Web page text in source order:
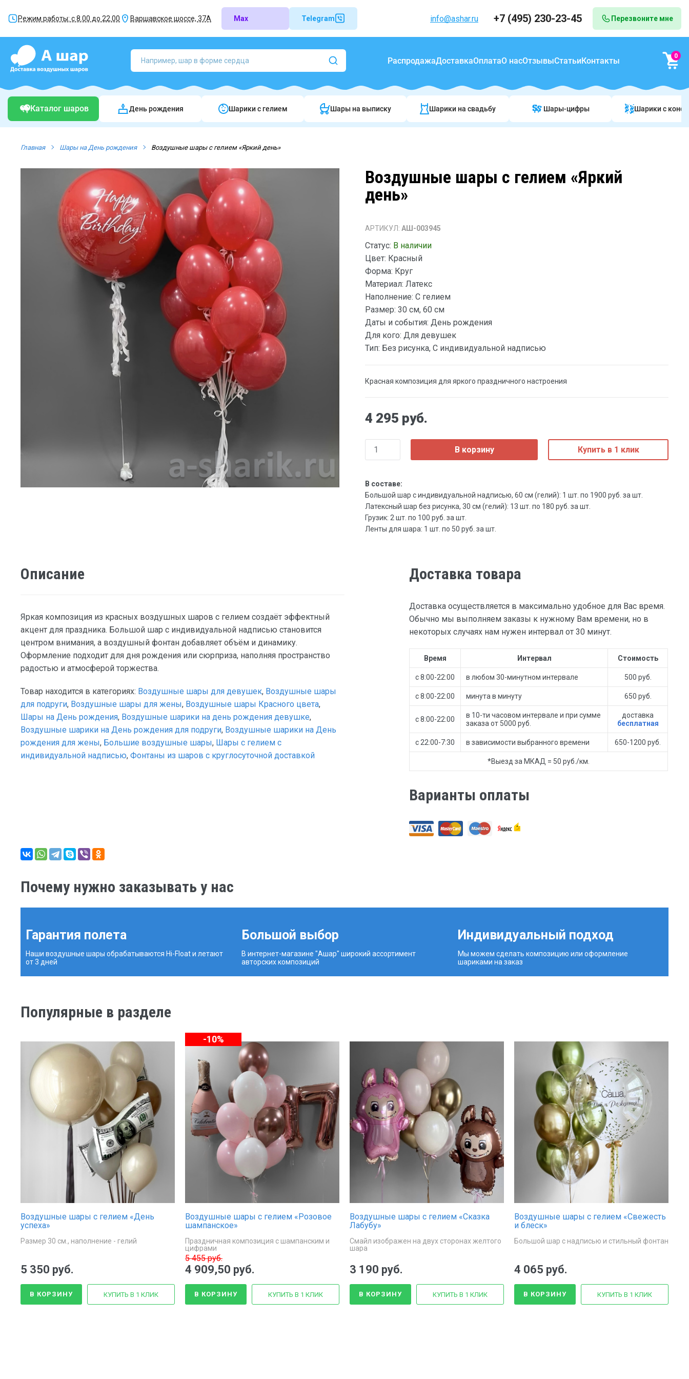
Режим работы: с 8.00 до 22.00 Варшавское шоссе, 37А Max Telegram info@ashar.ru +7 (495) 230-23-45 Перезвоните мне
РаспродажаДоставкаОплатаО насОтзывыСтатьиКонтакты 0
Каталог шаров День рождения Шарики c гелием Шары на выписку Шарики на свадьбу Шары-цифры Шарики c
Главная Шары на День рождения Воздушные шары с гелием «Яркий день»
Воздушные шары с гелием «Яркий
день»
АРТИКУЛ: АШ-003945
Статус: В наличии
Цвет: Красный
Форма: Круг
Материал: Латекс
Наполнение: С гелием
Размер: 30 см, 60 см
Даты и события: День рождения
Для кого: Для девушек
Тип: Без рисунка, С индивидуальной надписью
Красная композиция для яркого праздничного настроения
4 295 руб.
В корзину Купить в 1 клик
В составе:
Большой шар с индивидуальной надписью, 60 см (гелий): 1 шт. по 1900 руб. за шт.
Латексный шар без рисунка, 30 см (гелий): 13 шт. по 180 руб. за шт.
Грузик: 2 шт. по 100 руб. за шт.
Ленты для шара: 1 шт. по 50 руб. за шт.
Описание
Яркая композиция из красных воздушных шаров с гелием создаёт эффектный
акцент для праздника. Большой шар с индивидуальной надписью становится
центром внимания, а воздушный фонтан добавляет объём и динамику.
Оформление подходит для дня рождения или сюрприза, наполняя пространство
радостью и атмосферой торжества.
Товар находится в категориях: Воздушные шары для девушек, Воздушные шары
для подруги, Воздушные шары для жены, Воздушные шары Красного цвета,
Шары на День рождения, Воздушные шарики на день рождения девушке,
Воздушные шарики на День рождения для подруги, Воздушные шарики на День
рождения для жены, Большие воздушные шары, Шары с гелием с
индивидуальной надписью, Фонтаны из шаров с круглосуточной доставкой
Доставка товара
Доставка осуществляется в максимально удобное для Вас время.
Обычно мы выполняем заказы к нужному Вам времени, но в
некоторых случаях нам нужен интервал от 30 минут.
Время Интервал Стоимость
с 8:00-22:00 в любом 30-минутном интервале 500 руб.
с 8:00-22:00 минута в минуту 650 руб.
с 8:00-22:00
в 10-ти часовом интервале и при сумме
заказа от 5000 руб.
доставка
бесплатная
с 22:00-7:30 в зависимости выбранного времени 650-1200 руб.
*Выезд за МКАД = 50 руб./км.
Варианты оплаты
Почему нужно заказывать у нас
Гарантия полета
Наши воздушные шары обрабатываются Hi-Float и летают
от 3 дней
Большой выбор
В интернет-магазине "Ашар" широкий ассортимент
авторских композиций
Индивидуальный подход
Мы можем сделать композицию или оформление
шариками на заказ
Популярные в разделе
Воздушные шары с гелием «День
успеха»
Размер 30 см., наполнение - гелий
5 350 руб.
В КОРЗИНУ КУПИТЬ В 1 КЛИК
-10%
Воздушные шары с гелием «Розовое
шампанское»
Праздничная композиция с шампанским и
цифрами
5 455 руб.
4 909,50 руб.
В КОРЗИНУ КУПИТЬ В 1 КЛИК
Воздушные шары с гелием «Сказка
Лабубу»
Смайл изображен на двух сторонах желтого
шара
3 190 руб.
В КОРЗИНУ КУПИТЬ В 1 КЛИК
Воздушные шары с гелием «Свежесть
и блеск»
Большой шар с надписью и стильный фонтан
4 065 руб.
В КОРЗИНУ КУПИТЬ В 1 КЛИК